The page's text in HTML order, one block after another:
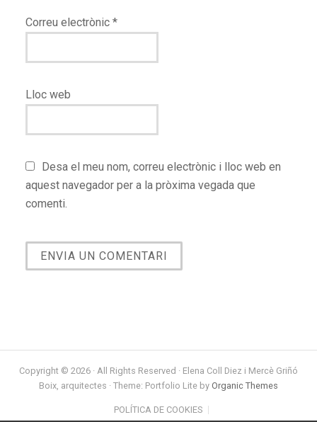
Correu electrònic *
Lloc web
Desa el meu nom, correu electrònic i lloc web en
aquest navegador per a la pròxima vegada que
comenti.
Copyright © 2026 · All Rights Reserved · Elena Coll Diez i Mercè Griñó
Boix, arquitectes · Theme: Portfolio Lite by Organic Themes
POLÍTICA DE COOKIES